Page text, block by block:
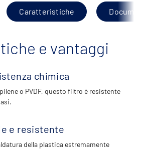
Caratteristiche
e vantaggi
chimica
o PVDF, questo filtro è resistente
e resistente
della plastica estremamente